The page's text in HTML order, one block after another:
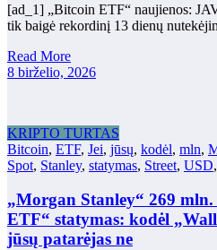
[ad_1] „Bitcoin ETF“ naujienos:
tik baigė rekordinį 13 dienų
Read More
8 birželio, 2026
KRIPTO TURTAS
Bitcoin, ETF, Jei, jūsų, kodėl, mln,
Spot, Stanley, statymas, Street, USD,
„Morgan Stanley“ 269
ETF“ statymas: kodėl
jūsų patarėjas ne